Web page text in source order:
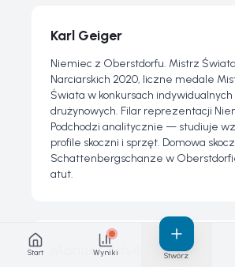
Karl Geiger
Niemiec z Oberstdorfu. Mistrz
Narciarskich 2020, liczne medale
Świata w konkursach indywidualnych
drużynowych. Filar reprezentacji
Podchodzi analitycznie — studiuje
profile skoczni i sprzęt. Domowa
Schattenbergschanze w
atut.
Marius Lindvik
Start Wyniki Stwórz